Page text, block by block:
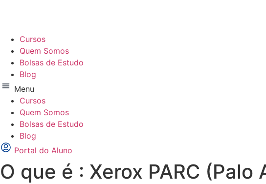
conteúdo
Cursos
Quem Somos
Bolsas de Estudo
Blog
Menu
Cursos
Quem Somos
Bolsas de Estudo
Blog
Portal do Aluno
O que é : Xerox PARC